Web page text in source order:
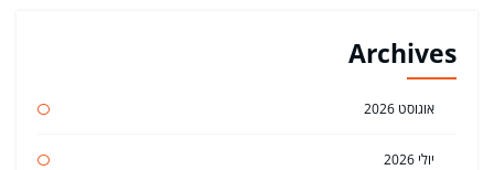
Archives
אוגוסט 2026
יולי 2026